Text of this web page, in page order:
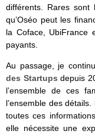
différents. Rares sont
qu’Oséo peut les
la Coface, UbiFrance
payants.
Au passage, je
des Startups depuis
l’ensemble de ces
l’ensemble des
toutes ces
elle nécessite une